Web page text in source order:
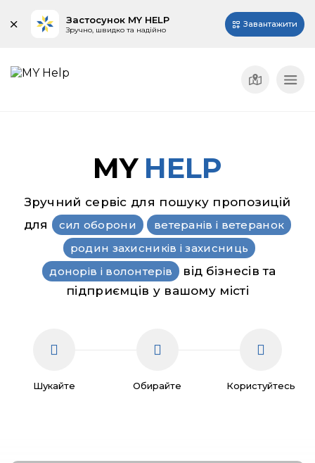
Застосунок MY HELP
Зручно, швидко та надійно
Завантажити
MY HELP
Зручний сервіс для пошуку пропозицій
для
сил оборони
ветеранів і ветеранок
родин захисників і захисниць
донорів і волонтерів
від бізнесів та
підприємців у вашому місті
Шукайте Обирайте Користуйтесь